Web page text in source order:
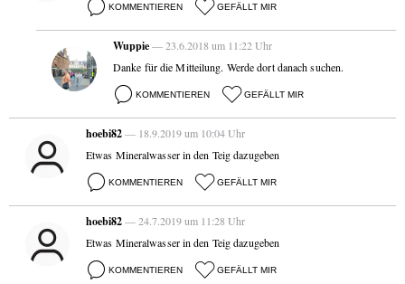
KOMMENTIEREN GEFÄLLT MIR
Wuppie— 23.6.2018 um 11:22 Uhr
Danke für die Mitteilung. Werde dort danach suchen.
KOMMENTIEREN GEFÄLLT MIR
hoebi82— 18.9.2019 um 10:04 Uhr
Etwas Mineralwasser in den Teig dazugeben
KOMMENTIEREN GEFÄLLT MIR
hoebi82— 24.7.2019 um 11:28 Uhr
Etwas Mineralwasser in den Teig dazugeben
KOMMENTIEREN GEFÄLLT MIR